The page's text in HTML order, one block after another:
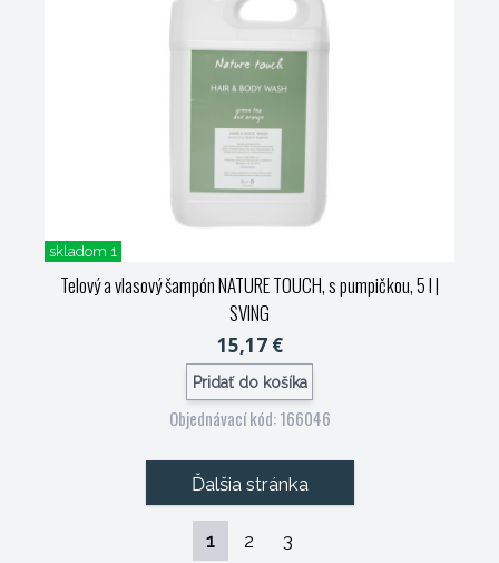
skladom 1
Telový a vlasový šampón NATURE TOUCH, s pumpičkou, 5 l|
SVING
15,17 €
Pridať do košíka
Objednávací kód: 166046
Ďalšia stránka
1 2 3